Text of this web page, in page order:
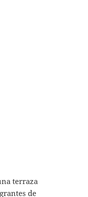
terraza
de